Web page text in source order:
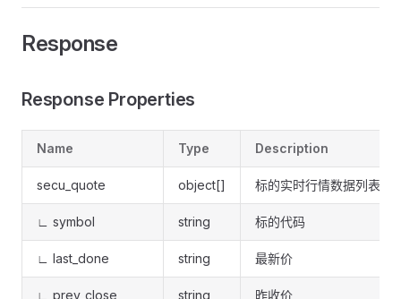
Response
Response Properties
Name Type Description
secu_quote object[] 标的实时行情数据列表
∟ symbol string 标的代码
∟ last_done string 最新价
∟ prev_close string 昨收价